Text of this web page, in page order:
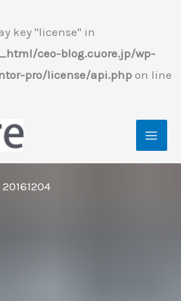
key "license" in
ceo-blog.cuore.jp/wp-
pro/license/api.php on line
20161204